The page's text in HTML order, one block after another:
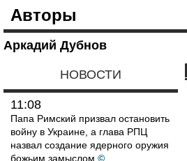
Авторы
Аркадий Дубнов
НОВОСТИ
11:08
Папа Римский призвал остановить
войну в Украине, а глава РПЦ
назвал создание ядерного оружия
божьим замыслом ©